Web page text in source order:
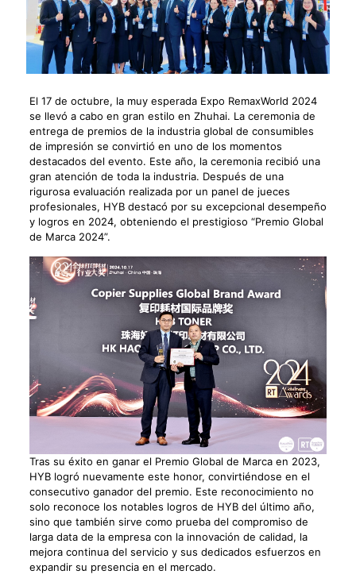
El 17 de octubre, la muy esperada Expo RemaxWorld 2024
se llevó a cabo en gran estilo en Zhuhai. La ceremonia de
entrega de premios de la industria global de consumibles
de impresión se convirtió en uno de los momentos
destacados del evento. Este año, la ceremonia recibió una
gran atención de toda la industria. Después de una
rigurosa evaluación realizada por un panel de jueces
profesionales, HYB destacó por su excepcional desempeño
y logros en 2024, obteniendo el prestigioso “Premio Global
de Marca 2024”.
Tras su éxito en ganar el Premio Global de Marca en 2023,
HYB logró nuevamente este honor, convirtiéndose en el
consecutivo ganador del premio. Este reconocimiento no
solo reconoce los notables logros de HYB del último año,
sino que también sirve como prueba del compromiso de
larga data de la empresa con la innovación de calidad, la
mejora continua del servicio y sus dedicados esfuerzos en
expandir su presencia en el mercado.